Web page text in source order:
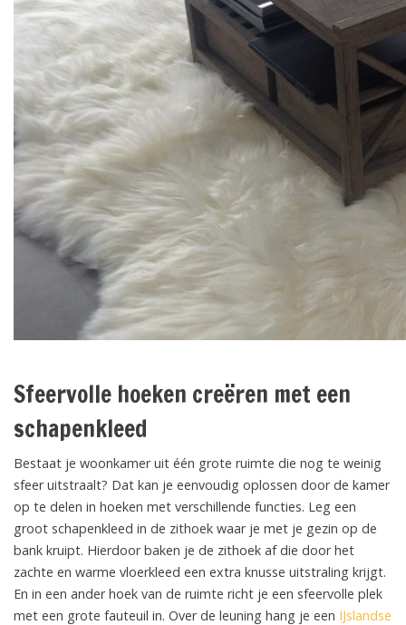
Sfeervolle hoeken creëren met een
schapenkleed
Bestaat je woonkamer uit één grote ruimte die nog te weinig
sfeer uitstraalt? Dat kan je eenvoudig oplossen door de kamer
op te delen in hoeken met verschillende functies. Leg een
groot schapenkleed in de zithoek waar je met je gezin op de
bank kruipt. Hierdoor baken je de zithoek af die door het
zachte en warme vloerkleed een extra knusse uitstraling krijgt.
En in een ander hoek van de ruimte richt je een sfeervolle plek
met een grote fauteuil in. Over de leuning hang je een IJslandse